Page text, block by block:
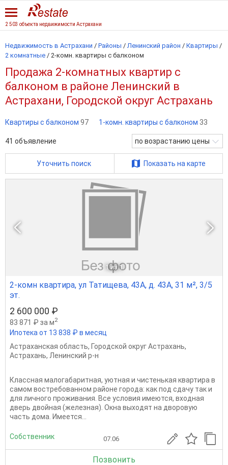
2 503 объекта недвижимости Астрахани
Недвижимость в Астрахани / Районы / Ленинский район / Квартиры /
2 комнатные / 2-комн. квартиры с балконом
Продажа 2-комнатных квартир с
балконом в районе Ленинский в
Астрахани, Городской округ Астрахань
Квартиры с балконом 97 1-комн. квартиры с балконом 33
41 объявление по возрастанию цены
Уточнить поиск Показать на карте
1 из 1
2-комн квартира, ул Татищева, 43А, д. 43А, 31 м², 3/5
эт.
2 600 000 ₽
83 871 ₽ за м2
Ипотека от 13 838 ₽ в месяц
Астраханская область, Городской округ Астрахань,
Астрахань, Ленинский р-н
Классная малогабаритная, уютная и чистенькая квартира в
самом востребованном районе города: как под сдачу так и
для личного проживания. Все условия имеются, входная
дверь двойная (железная). Окна выходят на дворовую
часть дома. Имеется...
Собственник 07.06
Позвонить